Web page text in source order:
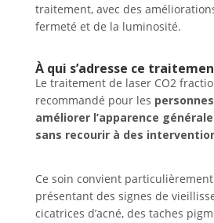
traitement, avec des
fermeté et de la luminosité.
À qui s’adresse ce
Le traitement de laser CO2
recommandé pour les
améliorer l’apparence
sans recourir à des
Ce soin convient
présentant des signes de
cicatrices d’acné, des taches